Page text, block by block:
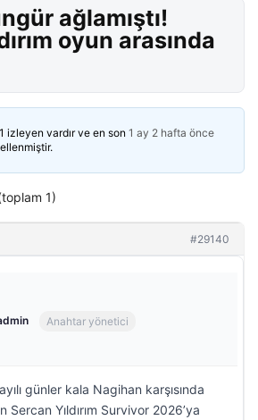
ağlamıştı!
oyun arasında
izleyen vardır ve en son 1 ay 2 hafta önce
1)
#29140
Anahtar yönetici
günler kala Nagihan karşısında
Yıldırım Survivor 2026’ya